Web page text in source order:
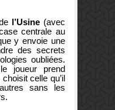
l’Usine(avec
centrale au
y envoie une
des secrets
oubliées.
joueur prend
celle qu’il
sans les